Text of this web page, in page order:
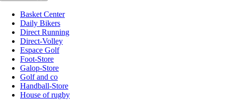
Basket Center
Daily Bikers
Direct Running
Direct-Volley
Espace Golf
Foot-Store
Galop-Store
Golf and co
Handball-Store
House of rugby